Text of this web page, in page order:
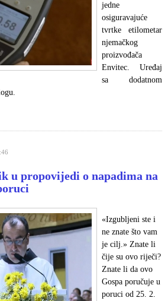
jedne
osiguravajuće
tvrtke etilometar
njemačkog
proizvođača
Envitec. Uređaj
sa dodatnom
u propovijedi o napadima na
«Izgubljeni ste i
ne znate što vam
je cilj.» Znate li
čije su ovo riječi?
Znate li da ovo
Gospa poručuje u
poruci od 25. 2.